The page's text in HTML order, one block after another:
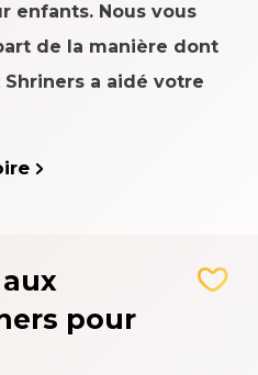
enfants. Nous vous
de la manière dont
Shriners a aidé votre
pour